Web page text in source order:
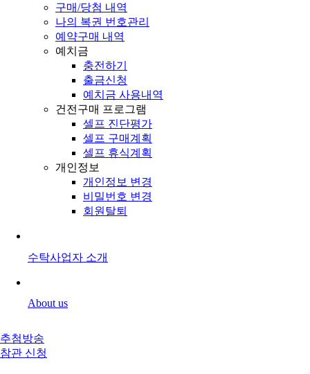
구매/당첨 내역
나의 복권 번호관리
예약구매 내역
예치금
충전하기
출금신청
예치금 사용내역
건전구매 프로그램
셀프 진단평가
셀프 구매계획
셀프 휴식계획
개인정보
개인정보 변경
비밀번호 변경
회원탈퇴
수탁사업자 소개
About us
추첨방송
참관 신청